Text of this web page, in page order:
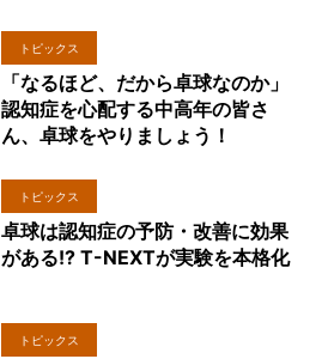
トピックス
「なるほど、だから卓球なのか」
認知症を心配する中高年の皆さ
ん、卓球をやりましょう！
トピックス
卓球は認知症の予防・改善に効果
がある!? T-NEXTが実験を本格化
トピックス